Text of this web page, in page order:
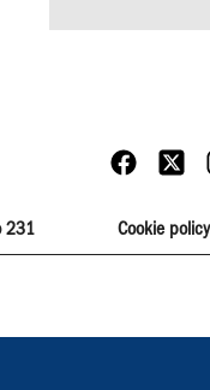
231 Cookie policy